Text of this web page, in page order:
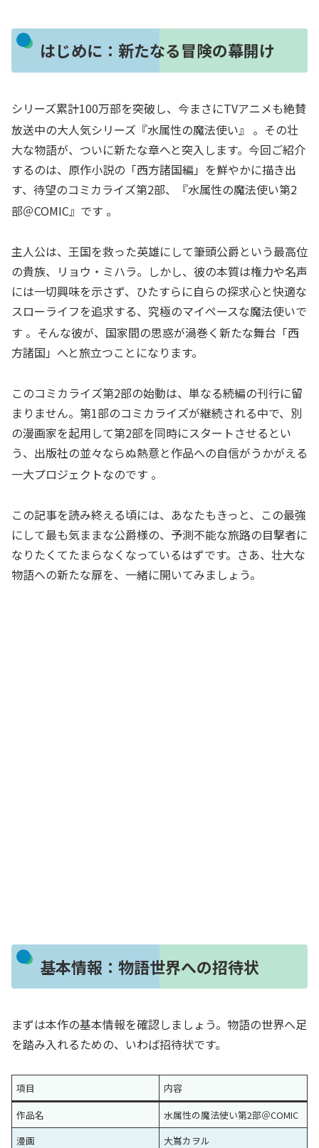
はじめに：新たなる冒険の幕開け
シリーズ累計100万部を突破し、今まさにTVアニメも絶賛
放送中の大人気シリーズ『水属性の魔法使い』 。その壮
大な物語が、ついに新たな章へと突入します。今回ご紹介
するのは、原作小説の「西方諸国編」を鮮やかに描き出
す、待望のコミカライズ第2部、『水属性の魔法使い第2
部＠COMIC』です 。
主人公は、王国を救った英雄にして筆頭公爵という最高位
の貴族、リョウ・ミハラ。しかし、彼の本質は権力や名声
には一切興味を示さず、ひたすらに自らの探求心と快適な
スローライフを追求する、究極のマイペースな魔法使いで
す 。そんな彼が、国家間の思惑が渦巻く新たな舞台「西
方諸国」へと旅立つことになります。
このコミカライズ第2部の始動は、単なる続編の刊行に留
まりません。第1部のコミカライズが継続される中で、別
の漫画家を起用して第2部を同時にスタートさせるとい
う、出版社の並々ならぬ熱意と作品への自信がうかがえる
一大プロジェクトなのです 。
この記事を読み終える頃には、あなたもきっと、この最強
にして最も気ままな公爵様の、予測不能な旅路の目撃者に
なりたくてたまらなくなっているはずです。さあ、壮大な
物語への新たな扉を、一緒に開いてみましょう。
基本情報：物語世界への招待状
まずは本作の基本情報を確認しましょう。物語の世界へ足
を踏み入れるための、いわば招待状です。
項目
内容
作品名
水属性の魔法使い第2部＠COMIC
漫画
大嶌カヲル